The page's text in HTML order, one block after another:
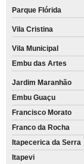
Parque Flórida
Vila Cristina
Vila Municipal
Embu das Artes
Jardim Maranhão
Embu Guaçu
Francisco Morato
Franco da Rocha
Itapecerica da Serra
Itapevi